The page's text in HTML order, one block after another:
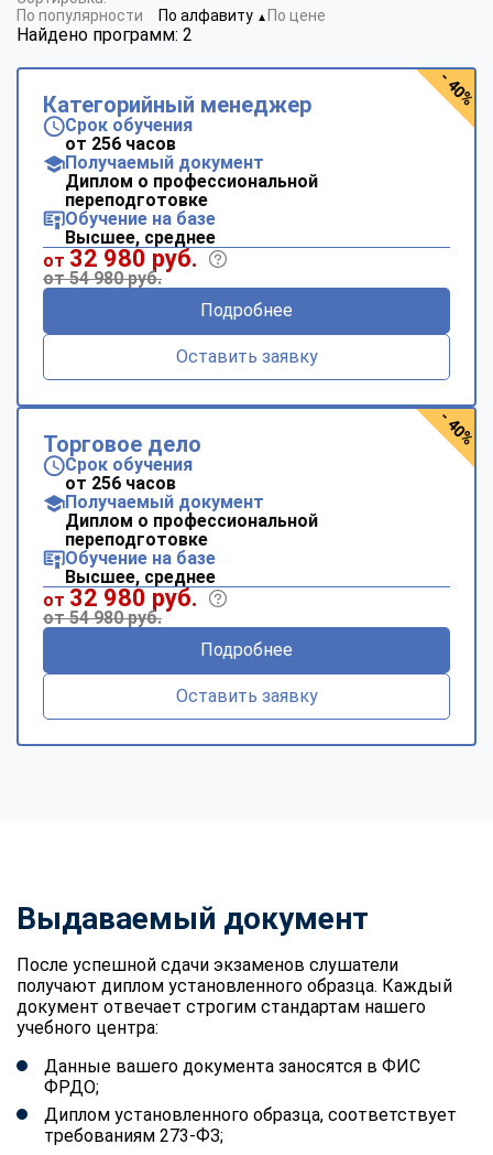
Найдено программ: 2
По популярности
По алфавиту ▼ По цене
Категорийный менеджер
Срок обучения
от 256 часов
Получаемый документ
Диплом о профессиональной
переподготовке
Обучение на базе
Высшее, среднее
от 32 980 руб.
от 54 980 руб.
Подробнее
Оставить заявку
- 40%
Торговое дело
Срок обучения
от 256 часов
Получаемый документ
Диплом о профессиональной
переподготовке
Обучение на базе
Высшее, среднее
от 32 980 руб.
от 54 980 руб.
Подробнее
Оставить заявку
- 40%
Выдаваемый документ
После успешной сдачи экзаменов слушатели
получают диплом установленного образца. Каждый
документ отвечает строгим стандартам нашего
учебного центра:
Данные вашего документа заносятся в ФИС
ФРДО;
Диплом установленного образца, соответствует
требованиям 273-ФЗ;